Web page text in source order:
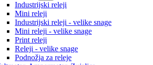
Industrijski releji
Mini releji
Industrijski releji - velike snage
Mini releji - velike snage
Print releji
Releji - velike snage
Podnožja za releje